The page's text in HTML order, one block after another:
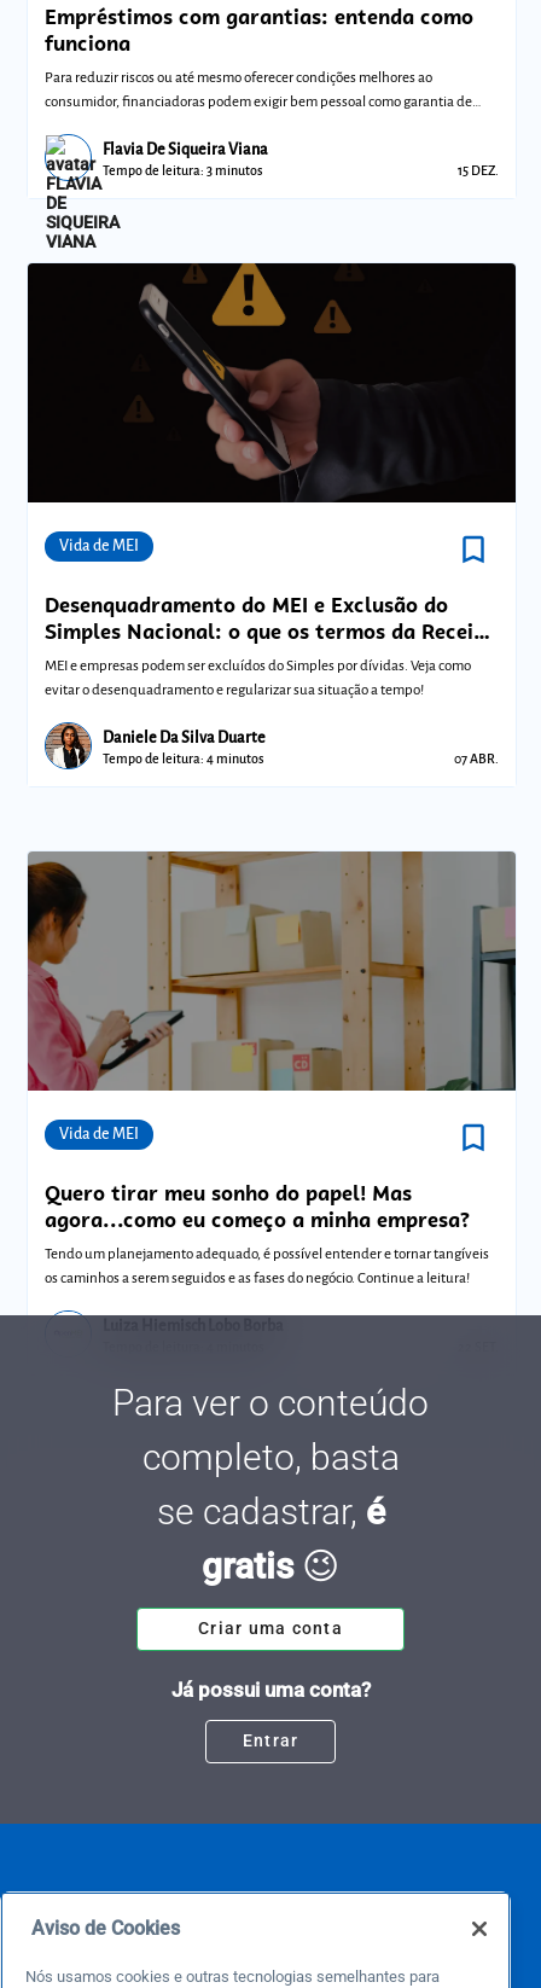
Empréstimos com garantias: entenda como
funciona
Para reduzir riscos ou até mesmo oferecer condições melhores ao
consumidor, financiadoras podem exigir bem pessoal como garantia de
Flavia De Siqueira Viana
Tempo de leitura: 3 minutos 15 DEZ.
Vida de MEI bookmark_border
Desenquadramento do MEI e Exclusão do
Simples Nacional: o que os termos da Receita
Federal significam para sua empresa?
MEI e empresas podem ser excluídos do Simples por dívidas. Veja como
evitar o desenquadramento e regularizar sua situação a tempo!
Daniele Da Silva Duarte
Tempo de leitura: 4 minutos 07 ABR.
Vida de MEI bookmark_border
Quero tirar meu sonho do papel! Mas
agora...como eu começo a minha empresa?
Tendo um planejamento adequado, é possível entender e tornar tangíveis
os caminhos a serem seguidos e as fases do negócio. Continue a leitura!
Para ver o conteúdo
completo, basta
se cadastrar, é
gratis😉
Criar uma conta
Já possui uma conta?
Entrar
Aviso de Cookies
Nós usamos cookies e outras tecnologias semelhantes para